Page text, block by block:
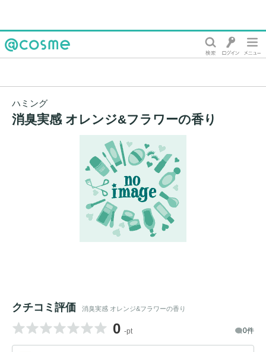
ハミング
消臭実感 オレンジ&フラワーの香り
クチコミ評価 消臭実感 オレンジ&フラワーの香り
0 -pt 0件